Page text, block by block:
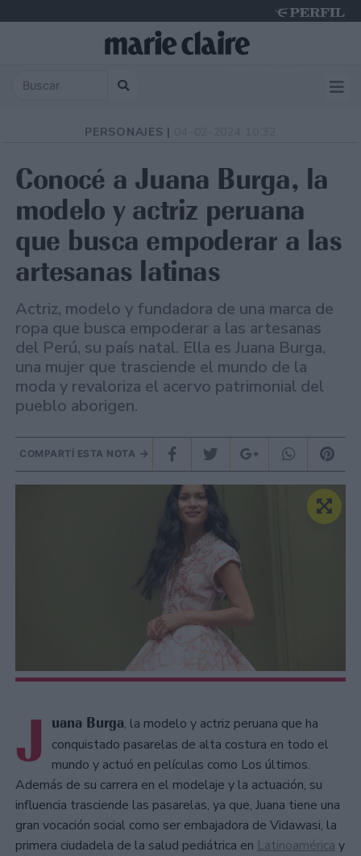
PERSONAJES |
Conocé a Juana Burga, la
modelo y actriz peruana
que busca empoderar a las
artesanas latinas
Actriz, modelo y fundadora de una marca de
ropa que busca empoderar a las artesanas
del Perú, su país natal. Ella es Juana Burga,
una mujer que trasciende el mundo de la
moda y revaloriza el acervo patrimonial del
pueblo aborigen.
COMPARTÍ ESTA NOTA
J uana Burga, la modelo y actriz peruana que ha
conquistado pasarelas de alta costura en todo el
mundo y actuó en películas como Los últimos.
Además de su carrera en el modelaje y la actuación, su
influencia trasciende las pasarelas, ya que, Juana tiene una
gran vocación social como ser embajadora de Vidawasi, la
primera ciudadela de la salud pediátrica en Latinoamérica y